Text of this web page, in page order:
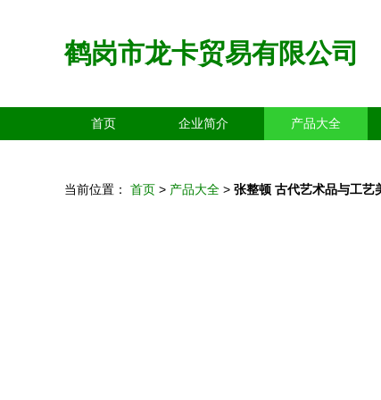
鹤岗市龙卡贸易有限公司
首页 企业简介 产品大全
当前位置： 首页 > 产品大全 > 张整顿 古代艺术品与工艺